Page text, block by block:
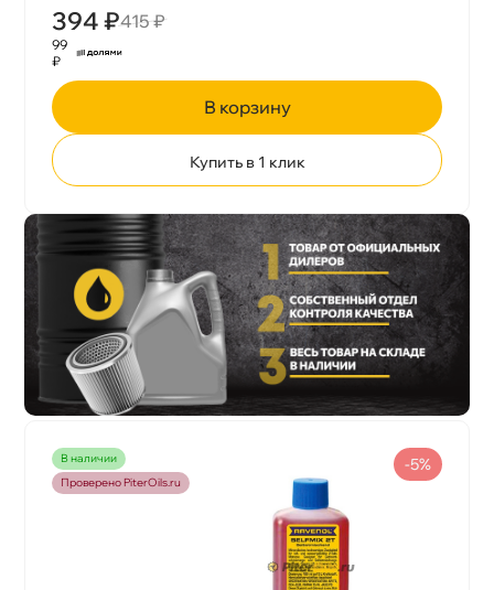
394 ₽415 ₽
99
₽
корзину
Купить в 1 клик
наличии
Проверено PiterOils.ru
-5%